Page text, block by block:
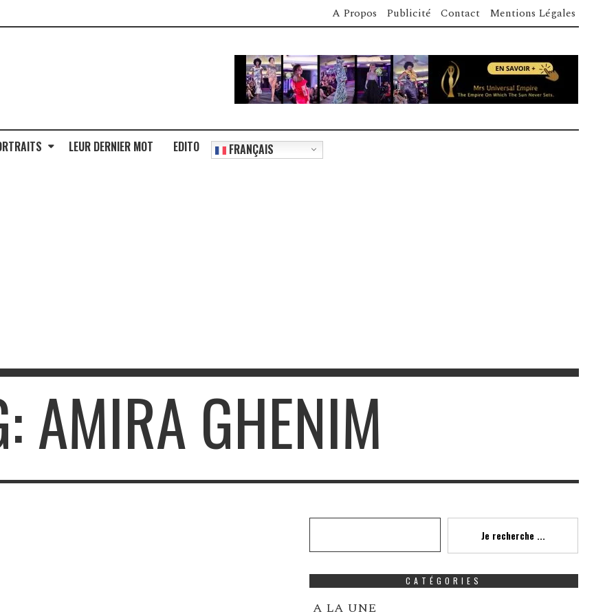
A Propos Publicité Contact Mentions Légales
LEUR DERNIER MOT EDITO FRANÇAIS
AMIRA GHENIM
Je recherche ...
CATÉGORIES
A LA UNE